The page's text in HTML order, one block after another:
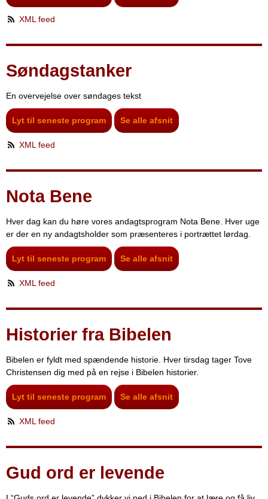
XML feed
Søndagstanker
En overvejelse over søndages tekst
Lyt til seneste program Se alle afsnit
XML feed
Nota Bene
Hver dag kan du høre vores andagtsprogram Nota Bene. Hver uge
er der en ny andagtsholder som præsenteres i portrættet lørdag.
Lyt til seneste program Se alle afsnit
XML feed
Historier fra Bibelen
Bibelen er fyldt med spændende historie. Hver tirsdag tager Tove
Christensen dig med på en rejse i Bibelen historier.
Lyt til seneste program Se alle afsnit
XML feed
Gud ord er levende